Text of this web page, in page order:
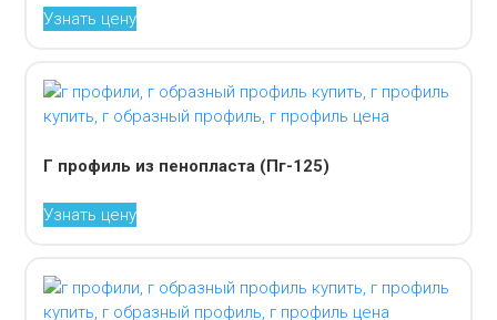
Узнать цену
Г профиль из пенопласта (Пг-125)
Узнать цену